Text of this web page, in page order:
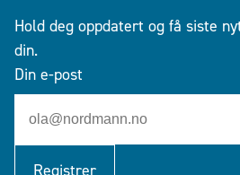
Hold deg oppdatert og få siste
din.
Din e-post
Registrer